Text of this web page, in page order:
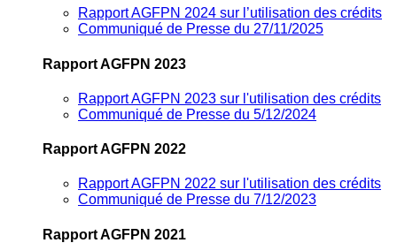
Rapport AGFPN 2024 sur l’utilisation des crédits
Communiqué de Presse du 27/11/2025
Rapport AGFPN 2023
Rapport AGFPN 2023 sur l'utilisation des crédits
Communiqué de Presse du 5/12/2024
Rapport AGFPN 2022
Rapport AGFPN 2022 sur l'utilisation des crédits
Communiqué de Presse du 7/12/2023
Rapport AGFPN 2021